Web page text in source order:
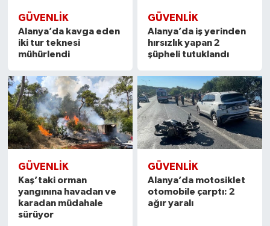
GÜVENLIK
Alanya’da kavga eden
iki tur teknesi
mühürlendi
GÜVENLIK
Alanya’da iş yerinden
hırsızlık yapan 2
şüpheli tutuklandı
GÜVENLIK
Kaş’taki orman
yangınına havadan ve
karadan müdahale
sürüyor
GÜVENLIK
Alanya’da motosiklet
otomobile çarptı: 2
ağır yaralı